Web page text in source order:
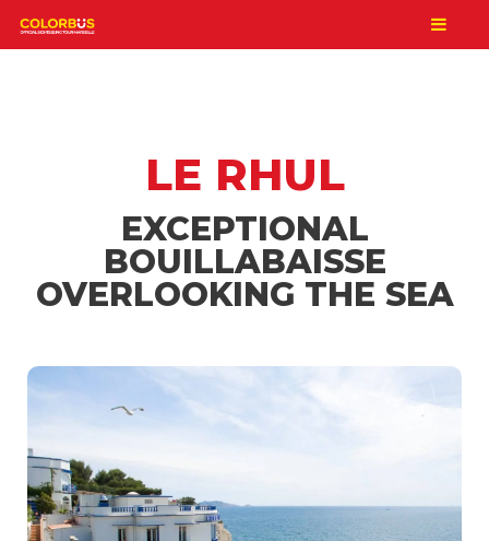
LE RHUL
EXCEPTIONAL
BOUILLABAISSE
OVERLOOKING THE SEA